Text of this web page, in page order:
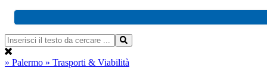
» Palermo » Trasporti & Viabilità